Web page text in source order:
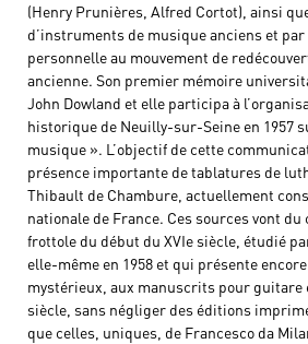
(Henry Prunières, Alfred Cortot), ainsi
d’instruments de musique anciens et
personnelle au mouvement de
ancienne. Son premier mémoire
John Dowland et elle participa à
historique de Neuilly-sur-Seine en 1957
musique ». L’objectif de cette
présence importante de tablatures de
Thibault de Chambure, actuellement
nationale de France. Ces sources vont
frottole du début du XVIe siècle, étudié
elle-même en 1958 et qui présente
mystérieux, aux manuscrits pour guitare
siècle, sans négliger des éditions
que celles, uniques, de Francesco da